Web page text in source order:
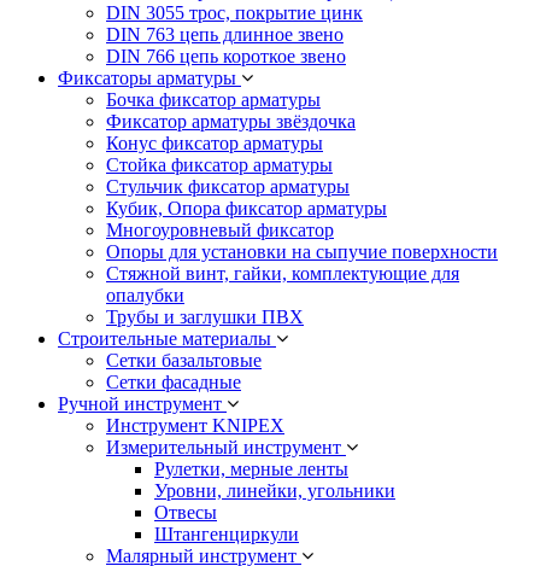
DIN 3055 трос, покрытие цинк
DIN 763 цепь длинное звено
DIN 766 цепь короткое звено
Фиксаторы арматуры
Бочка фиксатор арматуры
Фиксатор арматуры звёздочка
Конус фиксатор арматуры
Стойка фиксатор арматуры
Стульчик фиксатор арматуры
Кубик, Опора фиксатор арматуры
Многоуровневый фиксатор
Опоры для установки на сыпучие поверхности
Стяжной винт, гайки, комплектующие для
опалубки
Трубы и заглушки ПВХ
Строительные материалы
Сетки базальтовые
Сетки фасадные
Ручной инструмент
Инструмент KNIPEX
Измерительный инструмент
Рулетки, мерные ленты
Уровни, линейки, угольники
Отвесы
Штангенциркули
Малярный инструмент